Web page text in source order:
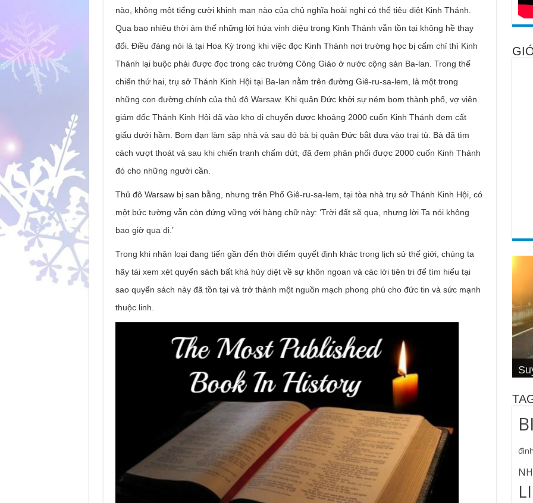
nào, không một tiếng cười khinh mạn nào của chủ nghĩa hoài nghi có thể tiêu diệt Kinh Thánh.
Qua bao nhiêu thời ám thế những lời hứa vinh diệu trong Kinh Thánh vẫn tồn tại không hề thay
đổi. Ðiều đáng nói là tại Hoa Kỳ trong khi việc đọc Kinh Thánh nơi trường học bị cấm chỉ thì Kinh
Thánh lại buộc phải được đọc trong các trường Công Giáo ở nước cộng sản Ba-lan. Trong thế
chiến thứ hai, trụ sở Thánh Kinh Hội tại Ba-lan nằm trên đường Giê-ru-sa-lem, là một trong
những con đường chính của thủ đô Warsaw. Khi quân Ðức khởi sự ném bom thành phố, vợ viên
giám đốc Thánh Kinh Hội đã vào kho di chuyển được khoảng 2000 cuốn Kinh Thánh đem cất
giấu dưới hầm. Bom đạn làm sập nhà và sau đó bà bị quân Ðức bắt đưa vào trại tù. Bà đã tìm
cách vượt thoát và sau khi chiến tranh chấm dứt, đã đem phân phối được 2000 cuốn Kinh Thánh
đó cho những người cần.
Thủ đô Warsaw bị san bằng, nhưng trên Phố Giê-ru-sa-lem, tại tòa nhà trụ sở Thánh Kinh Hội, có
một bức tường vẫn còn đứng vững với hàng chữ này: ‘Trời đất sẽ qua, nhưng lời Ta nói không
bao giờ qua đi.’
Trong khi nhân loại đang tiến gần đến thời điểm quyết định khác trong lịch sử thế giới, chúng ta
hãy tái xem xét quyển sách bất khả hủy diệt về sự khôn ngoan và các lời tiên tri để tìm hiểu tại
sao quyển sách này đã tồn tại và trở thành một nguồn mạch phong phú cho đức tin và sức mạnh
thuộc linh.
4
đình